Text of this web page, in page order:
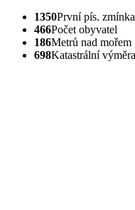
1350První pís. zmínka
466Počet obyvatel
186Metrů nad mořem
698Katastrální